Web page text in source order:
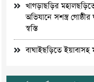
খাগড়াছড়ির
অভিযানে সশস্ত্র
স্বস্তি
বাঘাইছড়িতে